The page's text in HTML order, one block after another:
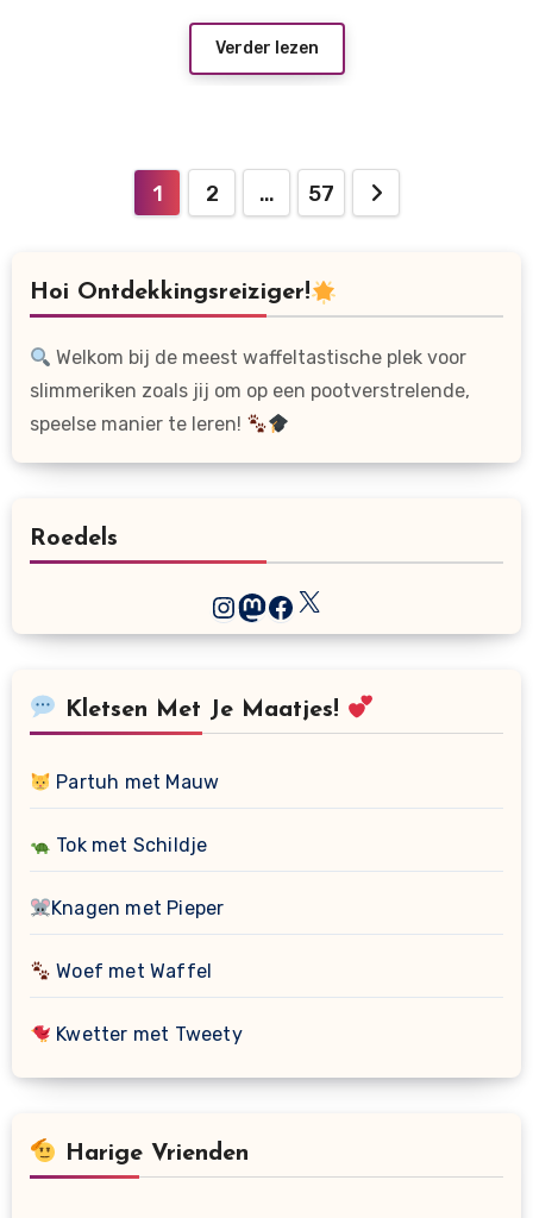
Verder lezen
Berichten
1 2 … 57
Hoi Ontdekkingsreiziger!
Welkom bij de meest waffeltastische plek voor
slimmeriken zoals jij om op een pootverstrelende,
speelse manier te leren!
Roedels
Instagram
Mastodon
Facebook
X
Kletsen Met Je Maatjes!
Partuh met Mauw
Tok met Schildje
Knagen met Pieper
Woef met Waffel
Kwetter met Tweety
Harige Vrienden